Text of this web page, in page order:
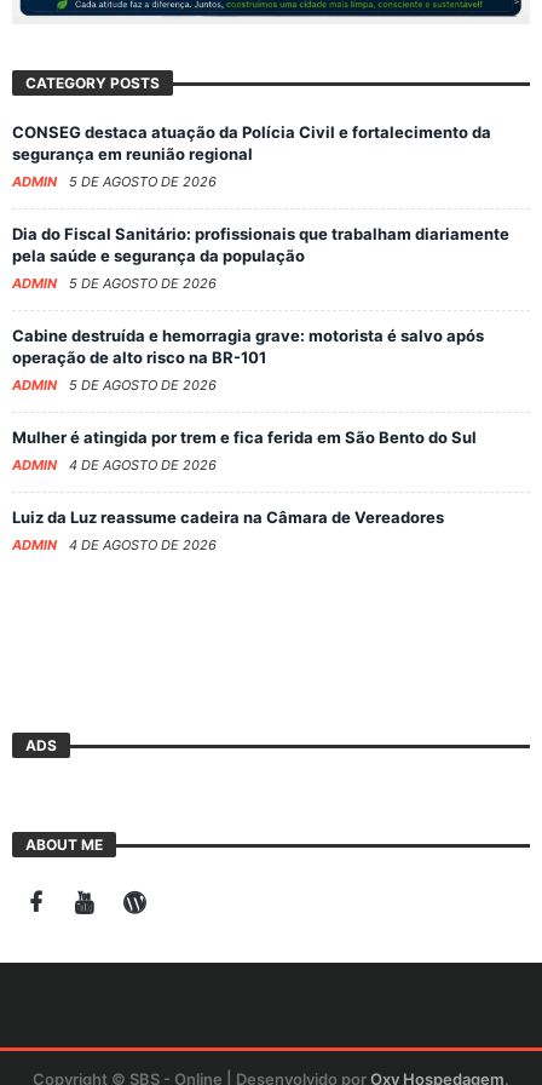
CATEGORY POSTS
CONSEG destaca atuação da Polícia Civil e fortalecimento da
segurança em reunião regional
ADMIN 5 DE AGOSTO DE 2026
Dia do Fiscal Sanitário: profissionais que trabalham diariamente
pela saúde e segurança da população
ADMIN 5 DE AGOSTO DE 2026
Cabine destruída e hemorragia grave: motorista é salvo após
operação de alto risco na BR-101
ADMIN 5 DE AGOSTO DE 2026
Mulher é atingida por trem e fica ferida em São Bento do Sul
ADMIN 4 DE AGOSTO DE 2026
Luiz da Luz reassume cadeira na Câmara de Vereadores
ADMIN 4 DE AGOSTO DE 2026
ADS
ABOUT ME
Copyright © SBS - Online | Desenvolvido porOxy Hospedagem.